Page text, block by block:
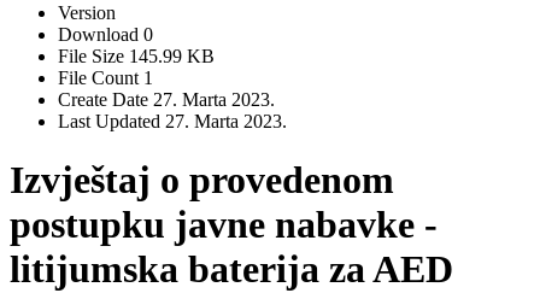
Version
Download 0
File Size 145.99 KB
File Count 1
Create Date 27. Marta 2023.
Last Updated 27. Marta 2023.
Izvještaj o provedenom
postupku javne nabavke -
litijumska baterija za AED